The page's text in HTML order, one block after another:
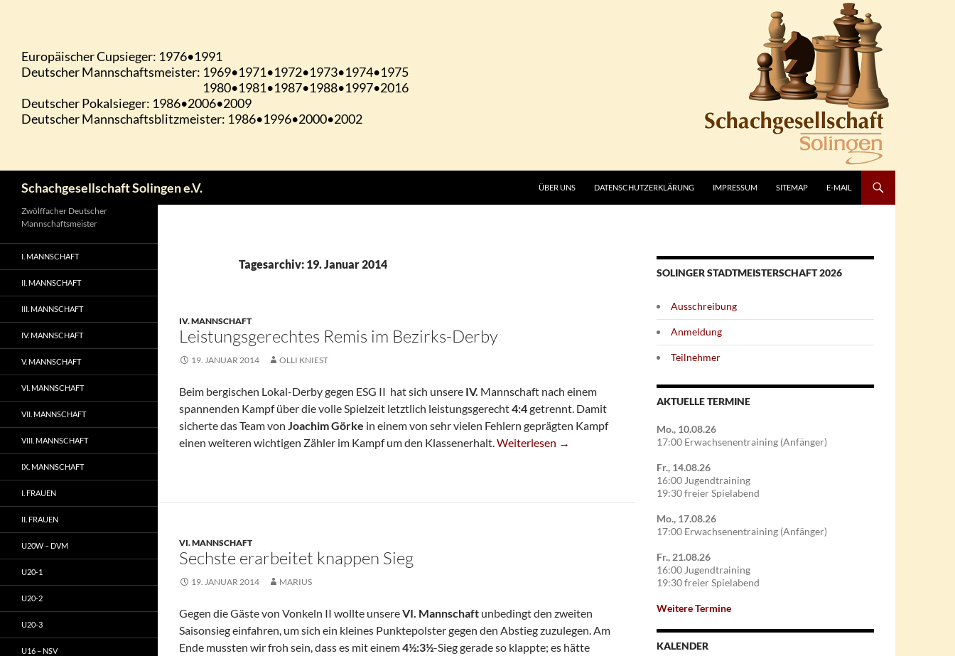
Schachgesellschaft Solingen e.V. ÜBER UNS DATENSCHUTZERKLÄRUNG IMPRESSUM SITEMAP E-MAIL
Tagesarchiv: 19. Januar 2014
IV. MANNSCHAFT
Leistungsgerechtes Remis im Bezirks-Derby
19. JANUAR 2014 OLLI KNIEST
Beim bergischen Lokal-Derby gegen ESG II hat sich unsere IV. Mannschaft nach einem
spannenden Kampf über die volle Spielzeit letztlich leistungsgerecht4:4getrennt. Damit
sicherte das Team von Joachim Görke in einem von sehr vielen Fehlern geprägten Kampf
einen weiteren wichtigen Zähler im Kampf um den Klassenerhalt.Leistungsgerechtes Remis Im Bezirks-Derby
Weiterlesen →
VI. MANNSCHAFT
Sechste erarbeitet knappen Sieg
19. JANUAR 2014 MARIUS
Gegen die Gäste von Vonkeln II wollte unsereVI. Mannschaft unbedingt den zweiten
Saisonsieg einfahren, um sich ein kleines Punktepolster gegen den Abstieg zuzulegen. Am
Ende mussten wir froh sein, dass es mit einem4½:3½-Sieg gerade so klappte; es hätte
SOLINGER STADTMEISTERSCHAFT 2026
Ausschreibung
Anmeldung
Teilnehmer
AKTUELLE TERMINE
Mo., 10.08.26
17:00 Erwachsenentraining (Anfänger)
Fr., 14.08.26
16:00 Jugendtraining
19:30 freier Spielabend
Mo., 17.08.26
17:00 Erwachsenentraining (Anfänger)
Fr., 21.08.26
16:00 Jugendtraining
19:30 freier Spielabend
Weitere Termine
KALENDER
Zwölffacher Deutscher
Mannschaftsmeister
I. MANNSCHAFT
II. MANNSCHAFT
III. MANNSCHAFT
IV. MANNSCHAFT
V. MANNSCHAFT
VI. MANNSCHAFT
VII. MANNSCHAFT
VIII. MANNSCHAFT
IX. MANNSCHAFT
I. FRAUEN
II. FRAUEN
U20W – DVM
U20-1
U20-2
U20-3
U16 – NSV